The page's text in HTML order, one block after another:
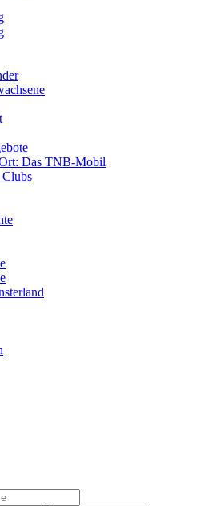
Das TNB-Mobil